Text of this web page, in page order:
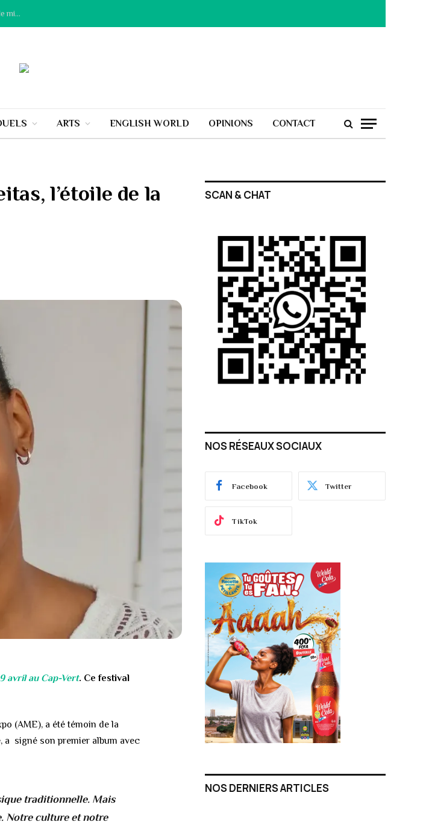
Beach-Volley / Championnat d’Afrique 2026 : l’équipe togolaise soutenue par le ministère délégué chargé des sports
ARTS ENGLISH WORLD OPINIONS CONTACT
l’étoile de la
avril au Cap-Vert. Ce festival
(AME), a été témoin de la
a signé son premier album avec
traditionnelle. Mais
Notre culture et notre
SCAN & CHAT
NOS RÉSEAUX SOCIAUX
Facebook Twitter
TikTok
NOS DERNIERS ARTICLES